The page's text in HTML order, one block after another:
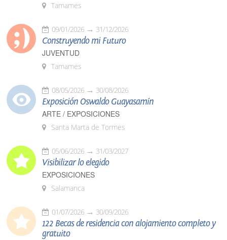
Tamames
09/01/2026 31/12/2026
Construyendo mi Futuro
JUVENTUD
Tamames
08/05/2026 30/08/2026
Exposición Oswaldo Guayasamín
ARTE / EXPOSICIONES
Santa Marta de Tormes
05/06/2026 31/03/2027
Visibilizar lo elegido
EXPOSICIONES
Salamanca
01/07/2026 30/09/2026
122 Becas de residencia con alojamiento completo y
gratuito